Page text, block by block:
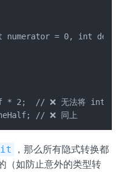
= 0, int
* 2;  // ❌ 无法将 int 隐
// ❌ 同上
，那么所有隐式转换都
（如防止意外的类型转